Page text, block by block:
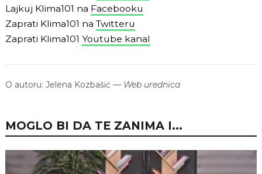
Lajkuj Klima101 na Facebooku
Zaprati Klima101 na Twitteru
Zaprati Klima101 Youtube kanal
O autoru: Jelena Kozbašić — Web urednica
MOGLO BI DA TE ZANIMA I...